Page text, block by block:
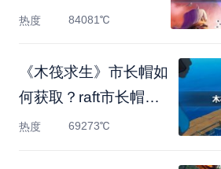
热度 84081℃
《木筏求生》市长帽如
何获取？raft市长帽位
置介
热度 69273℃